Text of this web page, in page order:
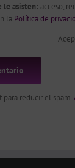
le asisten: acceso,
la Política de
para reducir el spam.